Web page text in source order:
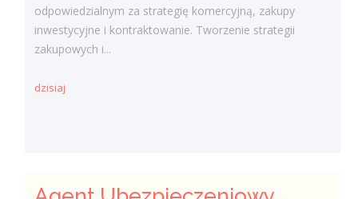
odpowiedzialnym za strategię komercyjną, zakupy
inwestycyjne i kontraktowanie. Tworzenie strategii
zakupowych i...
dzisiaj